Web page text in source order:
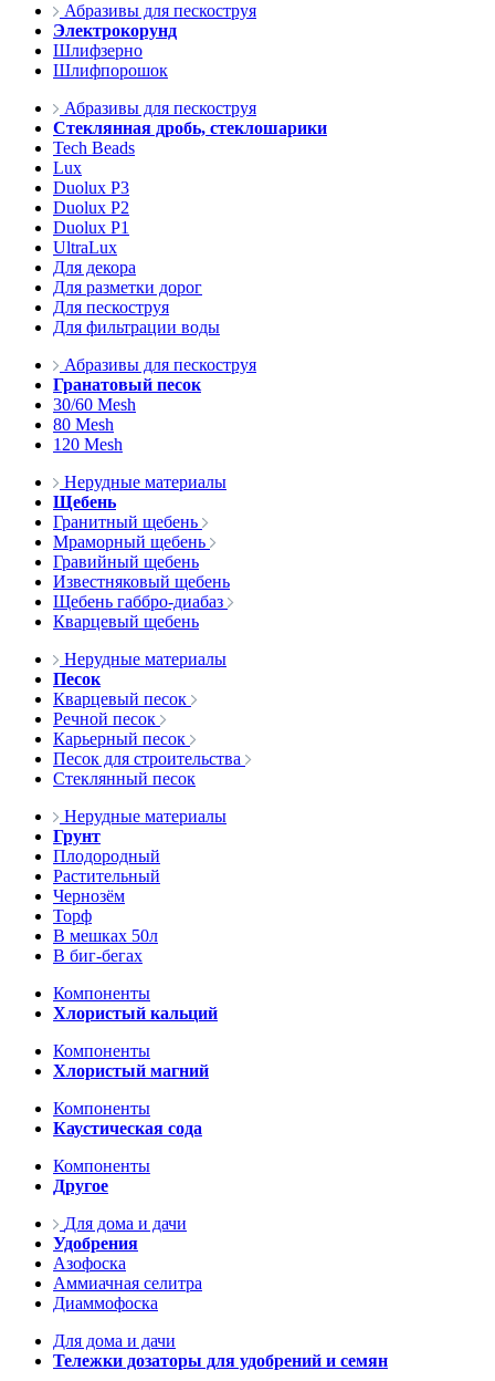
Абразивы для пескоструя
Электрокорунд
Шлифзерно
Шлифпорошок
Абразивы для пескоструя
Стеклянная дробь, стеклошарики
Tech Beads
Lux
Duolux P3
Duolux P2
Duolux P1
UltraLux
Для декора
Для разметки дорог
Для пескоструя
Для фильтрации воды
Абразивы для пескоструя
Гранатовый песок
30/60 Mesh
80 Mesh
120 Mesh
Нерудные материалы
Щебень
Гранитный щебень
Мраморный щебень
Гравийный щебень
Известняковый щебень
Щебень габбро-диабаз
Кварцевый щебень
Нерудные материалы
Песок
Кварцевый песок
Речной песок
Карьерный песок
Песок для строительства
Стеклянный песок
Нерудные материалы
Грунт
Плодородный
Растительный
Чернозём
Торф
В мешках 50л
В биг-бегах
Компоненты
Хлористый кальций
Компоненты
Хлористый магний
Компоненты
Каустическая сода
Компоненты
Другое
Для дома и дачи
Удобрения
Азофоска
Аммиачная селитра
Диаммофоска
Для дома и дачи
Тележки дозаторы для удобрений и семян